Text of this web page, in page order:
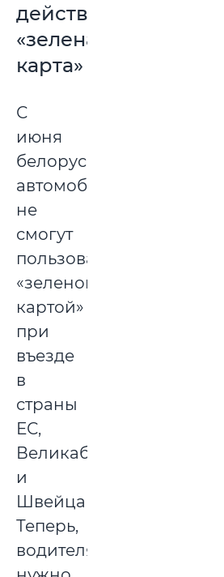
действовать
«зеленая
карта»
С
июня
белорусские
автомобилисты
не
смогут
пользоваться
«зеленой
картой»
при
въезде
в
страны
ЕС,
Великабританию
и
Швейцарию.
Теперь,
водителям